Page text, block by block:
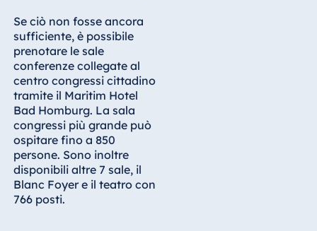
Albania
Hotel Plaza
Tirana
Resort Marina
Bay
Bulgaria
Se ciò non fosse ancora
sufficiente, è possibile
prenotare le sale
conferenze collegate al
centro congressi cittadino
tramite il Maritim Hotel
Bad Homburg. La sala
congressi più grande può
ospitare fino a 850
persone. Sono inoltre
disponibili altre 7 sale, il
Blanc Foyer e il teatro con
766 posti.